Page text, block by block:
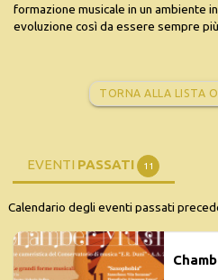
formazione musicale in un ambiente
evoluzione così da essere sempre
TORNA ALLA LISTA
EVENTI PASSATI 11
Calendario degli eventi passati